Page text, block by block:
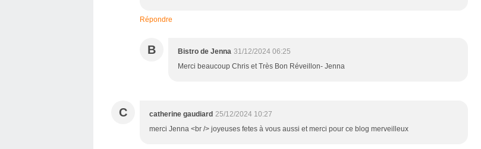
Répondre
B Bistro de Jenna 31/12/2024 06:25
Merci beaucoup Chris et Très Bon Réveillon- Jenna
C catherine gaudiard 25/12/2024 10:27
merci Jenna <br /> joyeuses fetes à vous aussi et merci pour ce blog merveilleux